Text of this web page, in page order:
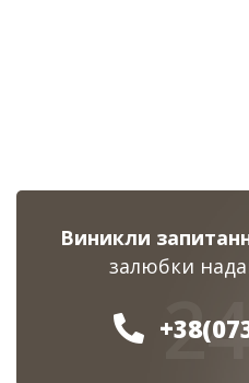
Виникли
залюбки